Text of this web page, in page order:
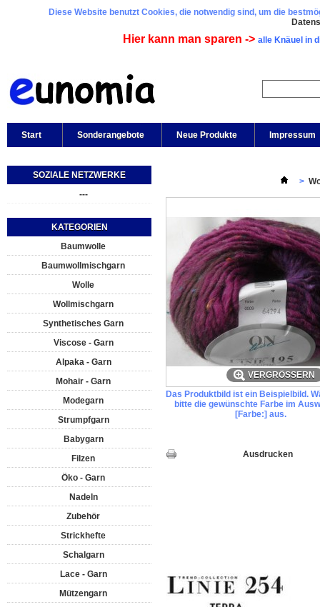
Diese Website benutzt Cookies, die notwendig sind, um die
Hier kann man sparen -> alle Knäuel in
Start Sonderangebote Neue Produkte Impressum
SOZIALE NETZWERKE
---
KATEGORIEN
Baumwolle
Baumwollmischgarn
Wolle
Wollmischgarn
Synthetisches Garn
Viscose - Garn
Alpaka - Garn
Mohair - Garn
Modegarn
Strumpfgarn
Babygarn
Filzen
Öko - Garn
Nadeln
Zubehör
Strickhefte
Schalgarn
Lace - Garn
Mützengarn
>
VERGRÖSSERN
Das Produktbild ist ein Beispielbild.
bitte die gewünschte Farbe im
[Farbe:] aus.
Ausdrucken